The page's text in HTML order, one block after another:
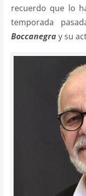
recuerdo que lo
temporada
Boccanegray su